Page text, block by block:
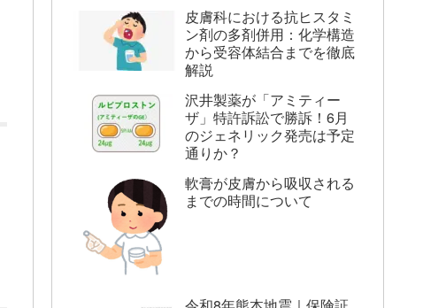
皮膚科における抗ヒスタミ
ン剤の多剤併用：化学構造
から受容体結合までを徹底
解説
沢井製薬が「アミティー
ザ」特許訴訟で勝訴！6月
のジェネリック発売は予定
通りか？
軟膏が皮膚から吸収される
までの時間について